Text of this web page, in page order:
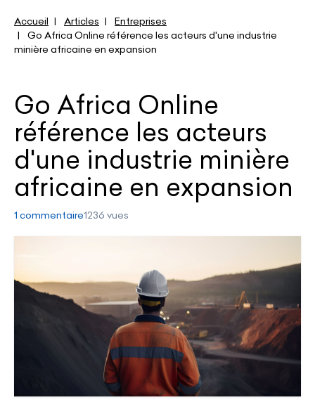
Accueil Articles
Entreprises
Go Africa Online référence les acteurs d'une industrie
minière africaine en expansion
Go Africa Online
référence les acteurs
d'une industrie minière
africaine en expansion
1 commentaire1236 vues